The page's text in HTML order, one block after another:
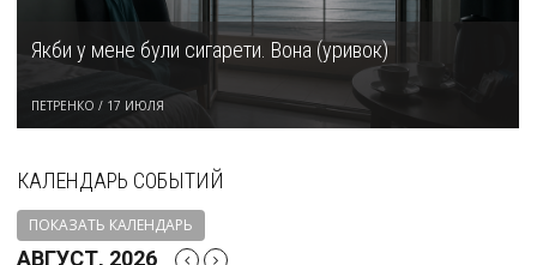
Якби у мене були сигарети. Вона (уривок)
ПЕТРЕНКО / 17 ИЮЛЯ
КАЛЕНДАРЬ СОБЫТИЙ
ПОКАЗАТЬ КАЛЕНДАРЬ
АВГУСТ, 2026